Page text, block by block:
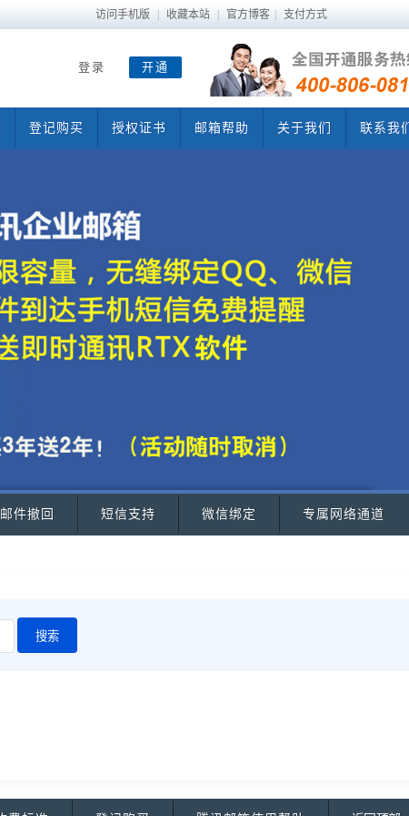
访问手机版 收藏本站 官方博客 支付方式
开通
登录
登记购买 授权证书 邮箱帮助 关于我们 联系我们
邮件撤回 短信支持 微信绑定 专属网络通道